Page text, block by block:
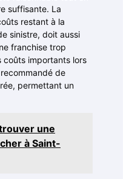
suffisante. La
restant à la
sinistre, doit aussi
franchise trop
coûts importants lors
de
permettant un
une
à Saint-